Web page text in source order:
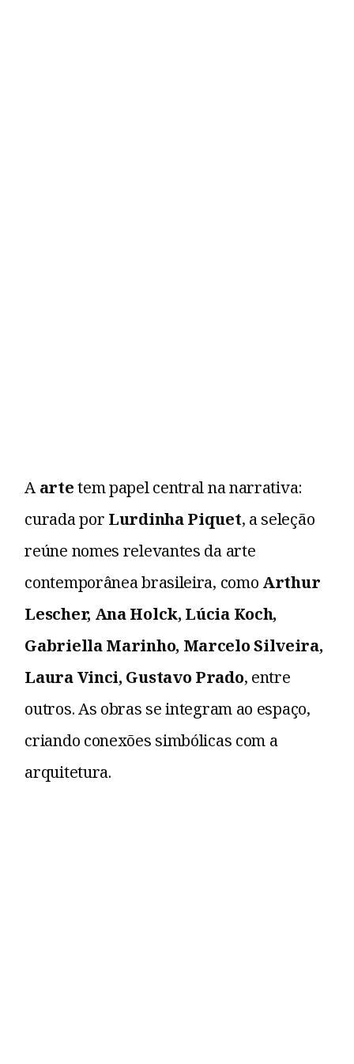
A artetem papel central na narrativa:
curada por Lurdinha Piquet, a seleção
reúne nomes relevantes da arte
contemporânea brasileira, como Arthur
Lescher, Ana Holck, Lúcia Koch,
Gabriella Marinho, Marcelo Silveira,
Laura Vinci, Gustavo Prado, entre
outros. As obras se integram ao espaço,
criando conexões simbólicas com a
arquitetura.